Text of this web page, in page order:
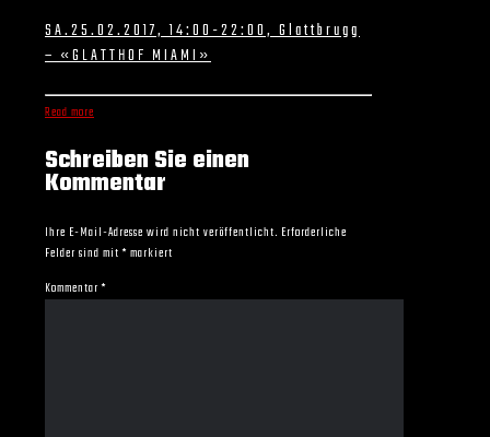
SA.25.02.2017, 14:00-22:00, Glattbrugg
– «GLATTHOF MIAMI»
Read more
Schreiben Sie einen
Kommentar
Ihre E-Mail-Adresse wird nicht veröffentlicht. Erforderliche
Felder sind mit*markiert
Kommentar*